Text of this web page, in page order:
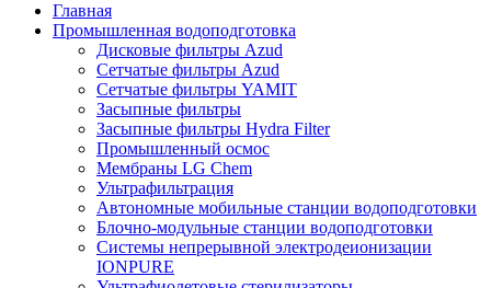
Главная
Промышленная водоподготовка
Дисковые фильтры Azud
Сетчатые фильтры Azud
Сетчатые фильтры YAMIT
Засыпные фильтры
Засыпные фильтры Hydra Filter
Промышленный осмос
Мембраны LG Chem
Ультрафильтрация
Автономные мобильные станции водоподготовки
Блочно-модульные станции водоподготовки
Системы непрерывной электродеионизации
IONPURE